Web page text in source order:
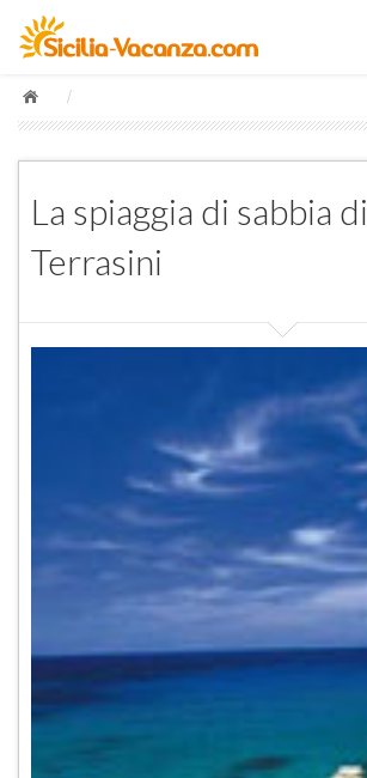
/
La spiaggia di sabbia di
Terrasini